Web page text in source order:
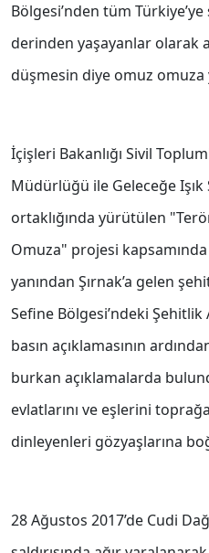
Bölgesi’nden tüm Türkiye’ye
derinden yaşayanlar olarak
düşmesin diye omuz
İçişleri Bakanlığı Sivil
Müdürlüğü ile Geleceğe Işık
ortaklığında yürütülen
Omuza" projesi
yanından Şırnak’a gelen
Sefine Bölgesi’ndeki Şehitlik
basın açıklamasının
burkan açıklamalarda
evlatlarını ve eşlerini
dinleyenleri gözyaşlarına
28 Ağustos 2017’de Cudi